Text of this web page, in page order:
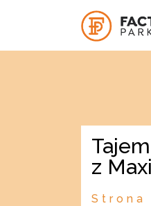
Tajemnice pielęgnacji pupila
z
Strona